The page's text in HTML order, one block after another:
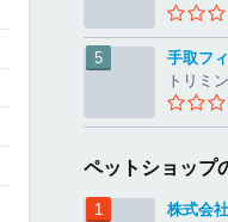
手取フ
トリミ
ペットショップ
株式会